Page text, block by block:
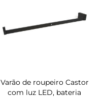
Varão de roupeiro Castor
com luz LED, bateria